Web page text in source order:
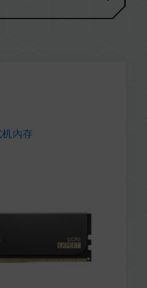
內存